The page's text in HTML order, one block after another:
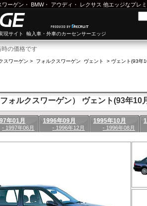
ワーゲン ・ BMW・ アウディ ・ レクサス 他エッジなプレ
現サイト 輸入車・外車のカーセンサーエッジ
の価格です
スワーゲン > フォルクスワーゲン ヴェント > ヴェント(93年
ォルクスワーゲン） ヴェント(93年10
年01月
- 1997年06月
1996年09月
- 1996年12月
1995年10月
- 1996年08月